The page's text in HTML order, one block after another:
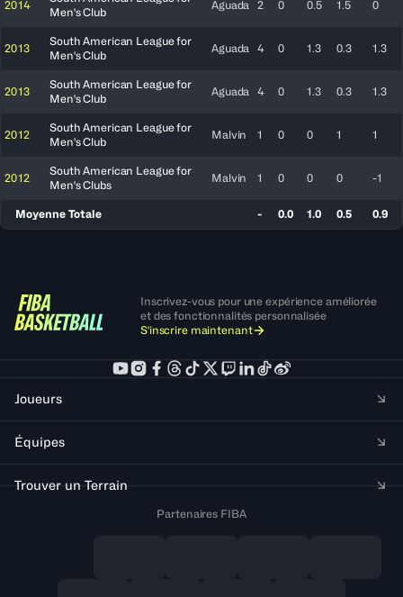
2014
Men's Club
Aguada 2 0 0.5 1.5 0
2013
South American League for
Men's Club
Aguada 4 0 1.3 0.3 1.3
2013
South American League for
Men's Club
Aguada 4 0 1.3 0.3 1.3
2012
South American League for
Men's Club
Malvin 1 0 0 1 1
2012
South American League for
Men's Clubs
Malvin 1 0 0 0 -1
Moyenne Totale - 0.0 1.0 0.5 0.9
Inscrivez-vous pour une expérience améliorée
et des fonctionnalités personnalisée
S'inscrire maintenant
Joueurs
Équipes
Trouver un Terrain
Partenaires FIBA